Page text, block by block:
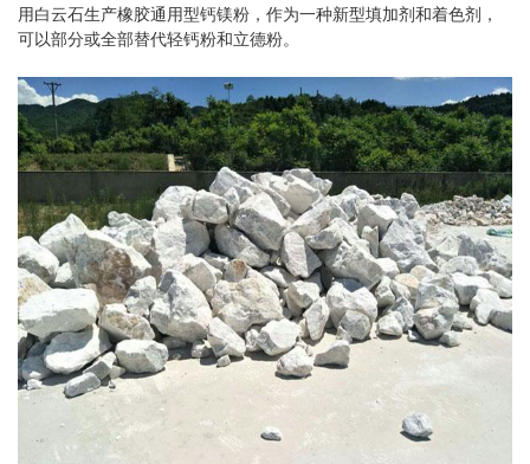
用白云石生产橡胶通用型钙镁粉，作为一种新型填加剂和着色剂，
可以部分或全部替代轻钙粉和立德粉。